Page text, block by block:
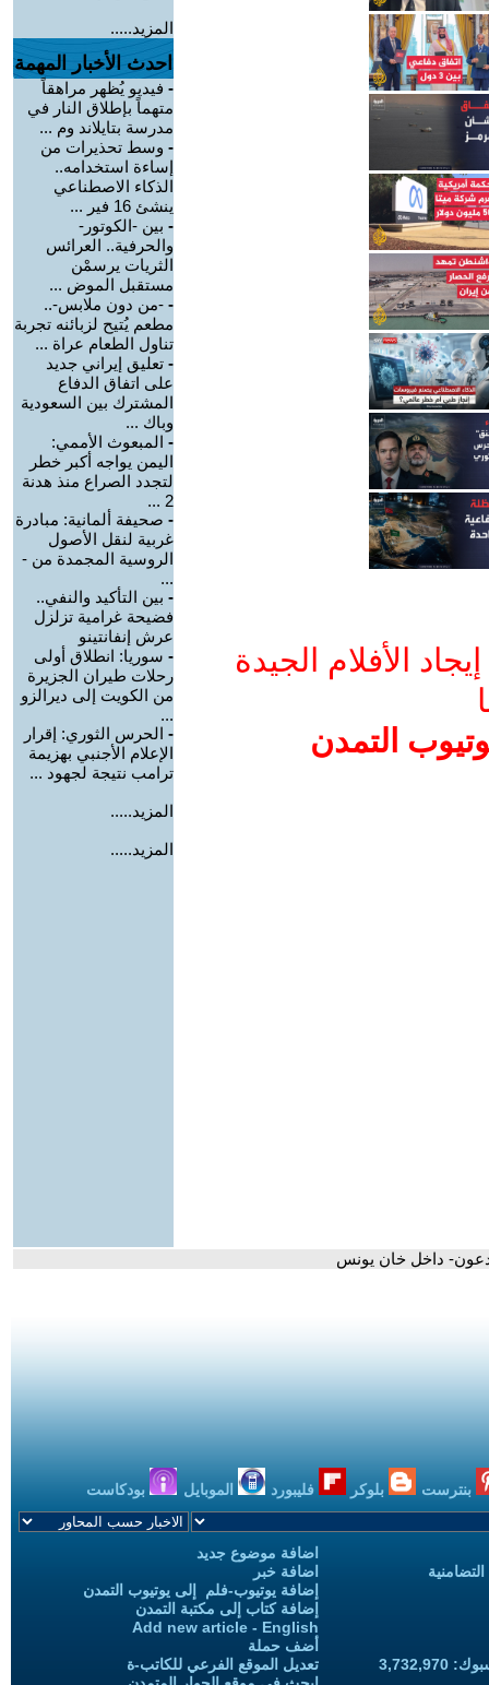
الأفلام الجيدة
التمدن
المزيد.....
احدث الأخبار المهمة
- فيديو يُظهر مراهقاً
متهماً بإطلاق النار في
مدرسة بتايلاند وم ...
- وسط تحذيرات من
إساءة استخدامه..
الذكاء الاصطناعي
ينشئ 16 فير ...
- بين -الكوتور-
والحرفية.. العرائس
الثريات يرسمْن
مستقبل الموض ...
- -من دون ملابس-..
مطعم يُتيح لزبائنه تجربة
تناول الطعام عراة ...
- تعليق إيراني جديد
على اتفاق الدفاع
المشترك بين السعودية
وباك ...
- المبعوث الأممي:
اليمن يواجه أكبر خطر
لتجدد الصراع منذ هدنة
2 ...
- صحيفة ألمانية: مبادرة
غربية لنقل الأصول
الروسية المجمدة من -
...
- بين التأكيد والنفي..
فضيحة غرامية تزلزل
عرش إنفانتينو
- سوريا: انطلاق أولى
رحلات طيران الجزيرة
من الكويت إلى ديرالزو
...
- الحرس الثوري: إقرار
الإعلام الأجنبي بهزيمة
ترامب نتيجة لجهود ...
المزيد.....
المزيد.....
داخل خان يونس
بنترست بلوكر فليبورد الموبايل بودكاست
اضافة موضوع جديد
اضافة خبر
إضافة يوتيوب-فلم إلى يوتيوب التمدن
إضافة كتاب إلى مكتبة التمدن
Add new article - English
أضف حملة
تعديل الموقع الفرعي للكاتب-ة